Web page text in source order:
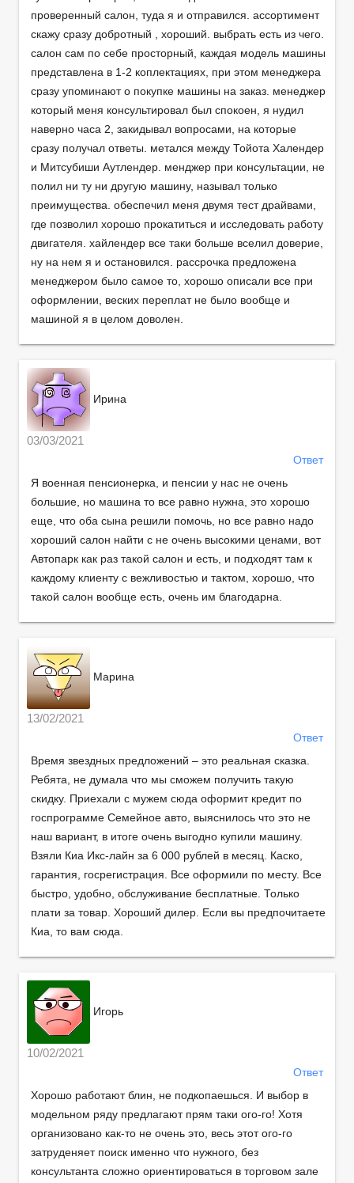
проверенный салон, туда я и отправился. ассортимент
скажу сразу добротный , хороший. выбрать есть из чего.
салон сам по себе просторный, каждая модель машины
представлена в 1-2 коплектациях, при этом менеджера
сразу упоминают о покупке машины на заказ. менеджер
который меня консультировал был спокоен, я нудил
наверно часа 2, закидывал вопросами, на которые
сразу получал ответы. метался между Тойота Халендер
и Митсубиши Аутлендер. менджер при консультации, не
полил ни ту ни другую машину, называл только
преимущества. обеспечил меня двумя тест драйвами,
где позволил хорошо прокатиться и исследовать работу
двигателя. хайлендер все таки больше вселил доверие,
ну на нем я и остановился. рассрочка предложена
менеджером было самое то, хорошо описали все при
оформлении, веских переплат не было вообще и
машиной я в целом доволен.
Ирина
03/03/2021
Ответ
Я военная пенсионерка, и пенсии у нас не очень
большие, но машина то все равно нужна, это хорошо
еще, что оба сына решили помочь, но все равно надо
хороший салон найти с не очень высокими ценами, вот
Автопарк как раз такой салон и есть, и подходят там к
каждому клиенту с вежливостью и тактом, хорошо, что
такой салон вообще есть, очень им благодарна.
Марина
13/02/2021
Ответ
Время звездных предложений – это реальная сказка.
Ребята, не думала что мы сможем получить такую
скидку. Приехали с мужем сюда оформит кредит по
госпрограмме Семейное авто, выяснилось что это не
наш вариант, в итоге очень выгодно купили машину.
Взяли Киа Икс-лайн за 6 000 рублей в месяц. Каско,
гарантия, госрегистрация. Все оформили по месту. Все
быстро, удобно, обслуживание бесплатные. Только
плати за товар. Хороший дилер. Если вы предпочитаете
Киа, то вам сюда.
Игорь
10/02/2021
Ответ
Хорошо работают блин, не подкопаешься. И выбор в
модельном ряду предлагают прям таки ого-го! Хотя
организовано как-то не очень это, весь этот ого-го
затруденяет поиск именно что нужного, без
консультанта сложно ориентироваться в торговом зале